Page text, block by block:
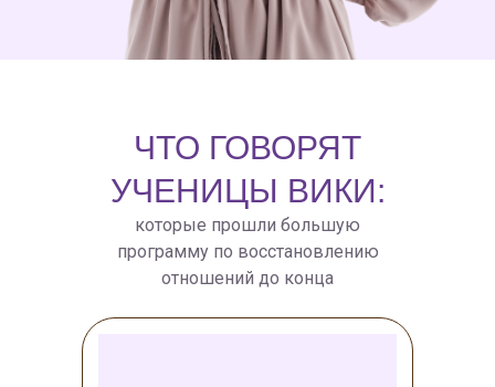
ЧТО ГОВОРЯТ
УЧЕНИЦЫ ВИКИ:
которые прошли большую
программу по восстановлению
отношений до конца